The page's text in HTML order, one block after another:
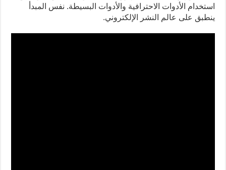
استخدام الأدوات الاحترافية والأدوات البسيطة. نفس المبدأ
ينطبق على عالم النشر الإلكتروني.